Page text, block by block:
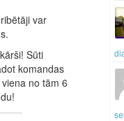
var
Sūti
komandas
no tām 6